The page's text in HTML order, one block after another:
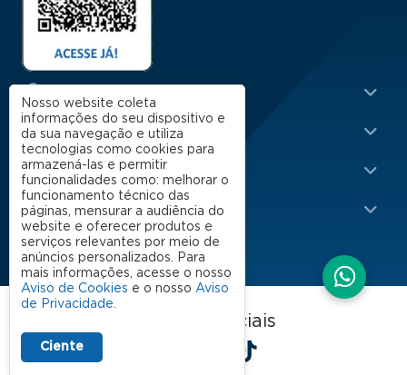
Menu Rodapé 1
Cursos
Escola
Rodapé 2
Apoio
Impacto
FGV EAESP nas redes sociais
LinkedIn
Facebook
Instagram
YouTube
Spotify
Nosso website coleta
informações do seu dispositivo e
da sua navegação e utiliza
tecnologias como cookies para
armazená-las e permitir
funcionalidades como: melhorar o
funcionamento técnico das
páginas, mensurar a audiência do
website e oferecer produtos e
serviços relevantes por meio de
anúncios personalizados. Para
mais informações, acesse o nosso
Aviso de Cookies e o nosso Aviso
de Privacidade.
Ciente